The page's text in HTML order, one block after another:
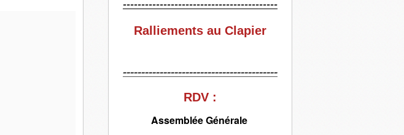
------------------------------------------
Ralliements au Clapier
------------------------------------------
RDV :
Assemblée Générale